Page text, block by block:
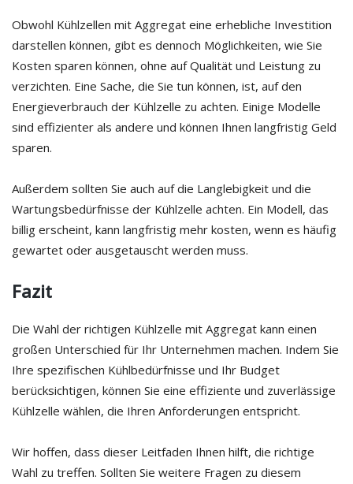
Obwohl Kühlzellen mit Aggregat eine erhebliche Investition
darstellen können, gibt es dennoch Möglichkeiten, wie Sie
Kosten sparen können, ohne auf Qualität und Leistung zu
verzichten. Eine Sache, die Sie tun können, ist, auf den
Energieverbrauch der Kühlzelle zu achten. Einige Modelle
sind effizienter als andere und können Ihnen langfristig Geld
sparen.
Außerdem sollten Sie auch auf die Langlebigkeit und die
Wartungsbedürfnisse der Kühlzelle achten. Ein Modell, das
billig erscheint, kann langfristig mehr kosten, wenn es häufig
gewartet oder ausgetauscht werden muss.
Fazit
Die Wahl der richtigen Kühlzelle mit Aggregat kann einen
großen Unterschied für Ihr Unternehmen machen. Indem Sie
Ihre spezifischen Kühlbedürfnisse und Ihr Budget
berücksichtigen, können Sie eine effiziente und zuverlässige
Kühlzelle wählen, die Ihren Anforderungen entspricht.
Wir hoffen, dass dieser Leitfaden Ihnen hilft, die richtige
Wahl zu treffen. Sollten Sie weitere Fragen zu diesem